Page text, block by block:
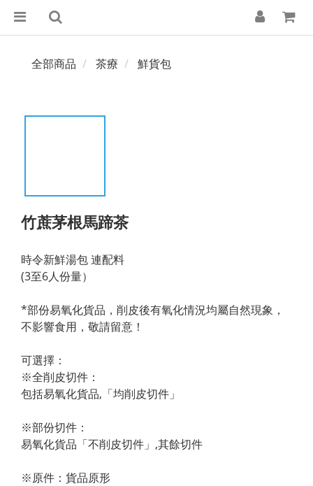
全部商品 茶療 鮮貨包
竹蔗茅根馬蹄茶
時令新鮮湯包 連配料
(3至6人份量）
*部份易氧化貨品，削皮後有氧化情況均屬自然現象，
不影響食用，敬請留意！
可選擇：
※全削皮切件：
包括易氧化貨品,「均削皮切件」
※部份切件：
易氧化貨品「不削皮切件」,其餘切件
※原件：貨品原形